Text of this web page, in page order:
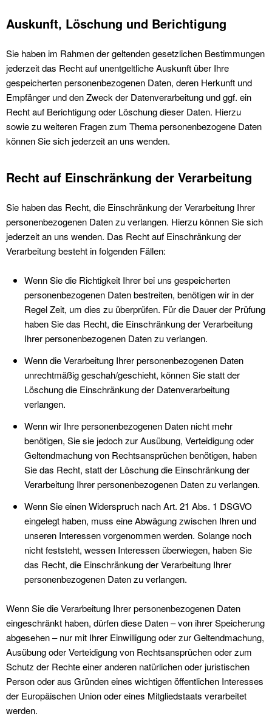
Auskunft, Löschung und Berichtigung
Sie haben im Rahmen der geltenden gesetzlichen Bestimmungen
jederzeit das Recht auf unentgeltliche Auskunft über Ihre
gespeicherten personenbezogenen Daten, deren Herkunft und
Empfänger und den Zweck der Datenverarbeitung und ggf. ein
Recht auf Berichtigung oder Löschung dieser Daten. Hierzu
sowie zu weiteren Fragen zum Thema personenbezogene Daten
können Sie sich jederzeit an uns wenden.
Recht auf Einschränkung der Verarbeitung
Sie haben das Recht, die Einschränkung der Verarbeitung Ihrer
personenbezogenen Daten zu verlangen. Hierzu können Sie sich
jederzeit an uns wenden. Das Recht auf Einschränkung der
Verarbeitung besteht in folgenden Fällen:
Wenn Sie die Richtigkeit Ihrer bei uns gespeicherten
personenbezogenen Daten bestreiten, benötigen wir in der
Regel Zeit, um dies zu überprüfen. Für die Dauer der Prüfung
haben Sie das Recht, die Einschränkung der Verarbeitung
Ihrer personenbezogenen Daten zu verlangen.
Wenn die Verarbeitung Ihrer personenbezogenen Daten
unrechtmäßig geschah/geschieht, können Sie statt der
Löschung die Einschränkung der Datenverarbeitung
verlangen.
Wenn wir Ihre personenbezogenen Daten nicht mehr
benötigen, Sie sie jedoch zur Ausübung, Verteidigung oder
Geltendmachung von Rechtsansprüchen benötigen, haben
Sie das Recht, statt der Löschung die Einschränkung der
Verarbeitung Ihrer personenbezogenen Daten zu verlangen.
Wenn Sie einen Widerspruch nach Art. 21 Abs. 1 DSGVO
eingelegt haben, muss eine Abwägung zwischen Ihren und
unseren Interessen vorgenommen werden. Solange noch
nicht feststeht, wessen Interessen überwiegen, haben Sie
das Recht, die Einschränkung der Verarbeitung Ihrer
personenbezogenen Daten zu verlangen.
Wenn Sie die Verarbeitung Ihrer personenbezogenen Daten
eingeschränkt haben, dürfen diese Daten – von ihrer Speicherung
abgesehen – nur mit Ihrer Einwilligung oder zur Geltendmachung,
Ausübung oder Verteidigung von Rechtsansprüchen oder zum
Schutz der Rechte einer anderen natürlichen oder juristischen
Person oder aus Gründen eines wichtigen öffentlichen Interesses
der Europäischen Union oder eines Mitgliedstaats verarbeitet
werden.